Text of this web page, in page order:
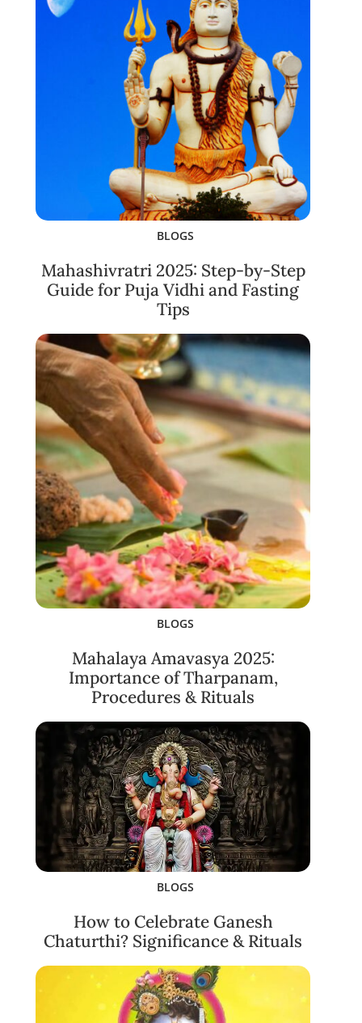
BLOGS
Mahashivratri 2025: Step-by-Step
Guide for Puja Vidhi and Fasting
Tips
BLOGS
Mahalaya Amavasya 2025:
Importance of Tharpanam,
Procedures & Rituals
BLOGS
How to Celebrate Ganesh
Chaturthi? Significance & Rituals